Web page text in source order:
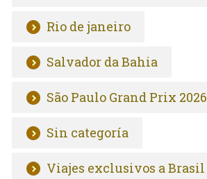
Rio de janeiro
Salvador da Bahia
São Paulo Grand Prix 2026
Sin categoría
Viajes exclusivos a Brasil